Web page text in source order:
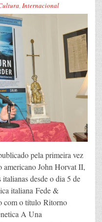
, Internacional
pela primeira vez
americano John Horvat II,
desde o dia 5 de
italiana Fede &
com o título Ritorno
A Una